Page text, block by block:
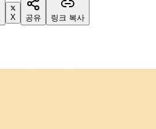
X 공유 링크 복사